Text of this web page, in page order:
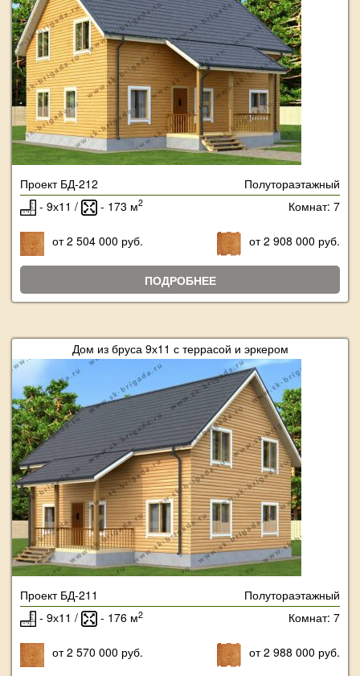
Проект БД-212
Полутораэтажный
- 9х11 /
- 173 м2 Комнат: 7
от 2 504 000 руб. от 2 908 000 руб.
ПОДРОБНЕЕ
Дом из бруса 9х11 с террасой и эркером
Проект БД-211
Полутораэтажный
- 9х11 /
- 176 м2 Комнат: 7
от 2 570 000 руб. от 2 988 000 руб.